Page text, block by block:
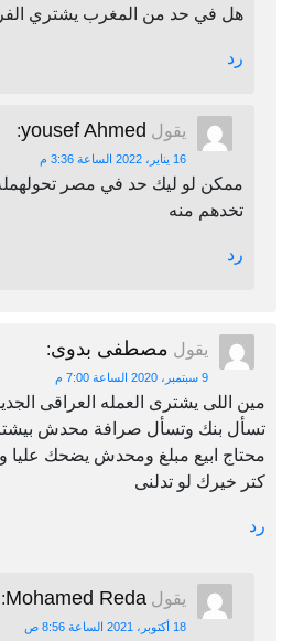
هل في حد من المغرب يشتري
رد
يقول yousef Ahmed
:
16 يناير، 2022 الساعة 3:36 م
ممكن لو ليك حد في مصر
تخدهم منه
رد
يقول مصطفى بدوى:
9 سبتمبر، 2020 الساعة 7:00 م
مين اللى يشترى العمله العراقى
تسأل بنك وتسأل صرافة محدش
محتاج ابيع مبلغ ومحدش يضحك عليا
كتر خيرك لو تدلنى
رد
يقول Mohamed Reda
:
18 أكتوبر، 2021 الساعة 8:56 ص